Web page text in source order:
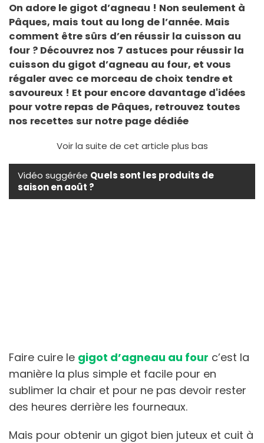
On adore le gigot d’agneau ! Non seulement à
Pâques, mais tout au long de l’année. Mais
comment être sûrs d’en réussir la cuisson au
four ? Découvrez nos 7 astuces pour réussir la
cuisson du gigot d’agneau au four, et vous
régaler avec ce morceau de choix tendre et
savoureux ! Et pour encore davantage d'idées
pour votre repas de Pâques, retrouvez toutes
nos recettes sur notre page dédiée
Voir la suite de cet article plus bas
Vidéo suggérée Quels sont les produits de
saison en août ?
Faire cuire le gigot d’agneau au four c’est la
manière la plus simple et facile pour en
sublimer la chair et pour ne pas devoir rester
des heures derrière les fourneaux.
Mais pour obtenir un gigot bien juteux et cuit à